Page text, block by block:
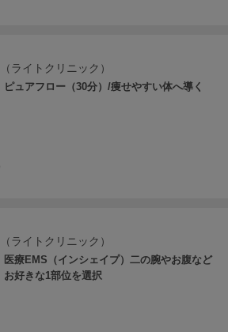
ライトクリニック）
ピュアフロー（30分）/痩せやすい体へ導く
ライトクリニック）
医療EMS（インシェイプ）二の腕やお腹など
お好きな1部位を選択